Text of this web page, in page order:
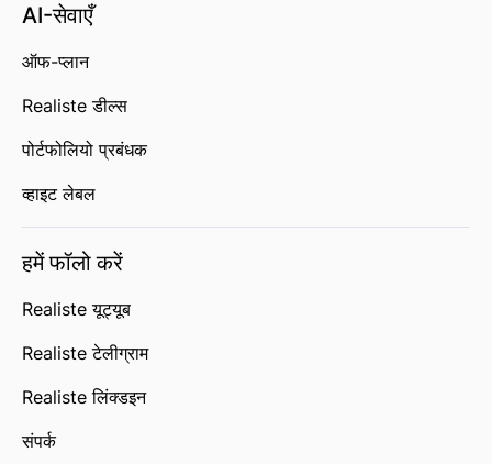
AI-सेवाएँ
ऑफ-प्लान
Realiste डील्स
पोर्टफोलियो प्रबंधक
व्हाइट लेबल
हमें फॉलो करें
Realiste यूट्यूब
Realiste टेलीग्राम
Realiste लिंक्डइन
संपर्क